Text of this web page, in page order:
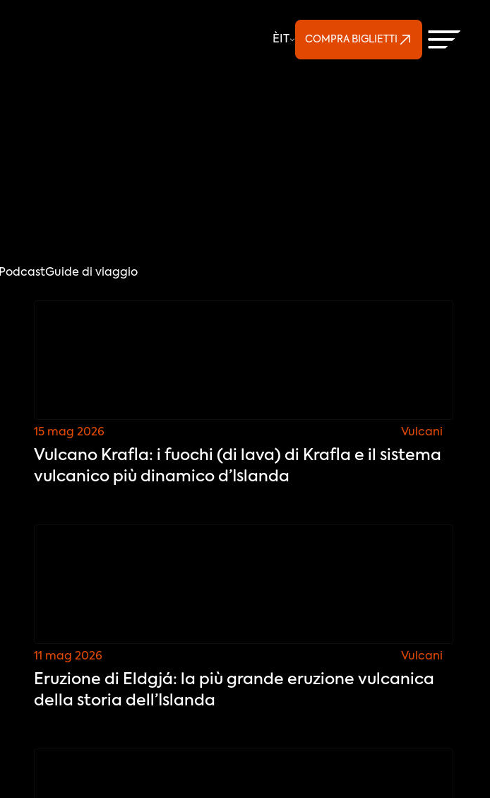
È
Select Language
COMPRA BIGLIETTI
PodcastGuide di viaggio
15 mag 2026 Vulcani
Vulcano Krafla: i fuochi (di lava) di Krafla e il sistema
vulcanico più dinamico d’Islanda
11 mag 2026 Vulcani
Eruzione di Eldgjá: la più grande eruzione vulcanica
della storia dell’Islanda